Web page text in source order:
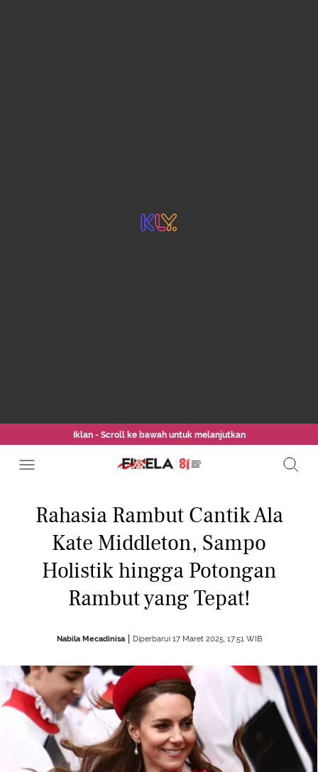
Iklan - Scroll ke bawah untuk melanjutkan
Rahasia Rambut Cantik Ala
Kate Middleton, Sampo
Holistik hingga Potongan
Rambut yang Tepat!
Nabila Mecadinisa Diperbarui 17 Maret 2025, 17:51 WIB